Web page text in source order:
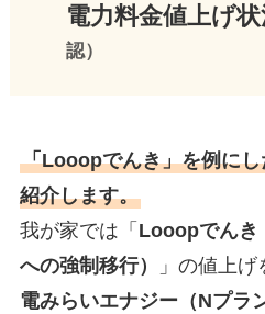
電力料金値上げ
認）
「Looopでんき」を例に
紹介します。
我が家では「 Looopでんき
への強制移行）
」の値上げ
電みらいエナジー（Nプラ